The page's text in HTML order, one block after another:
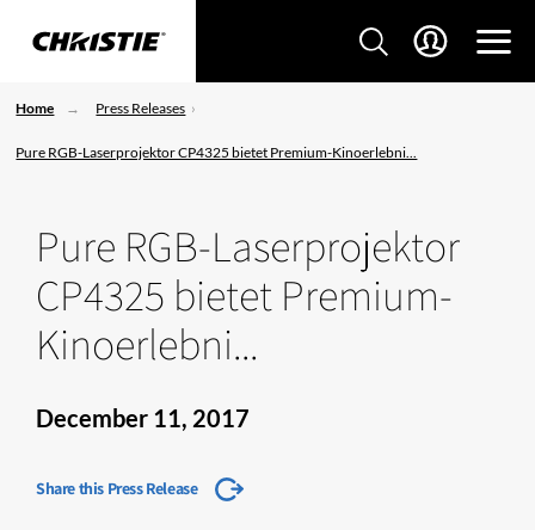
Home Press Releases
Pure RGB-Laserprojektor CP4325 bietet Premium-Kinoerlebni...
Pure RGB-Laserprojektor
CP4325 bietet Premium-
Kinoerlebni...
December 11, 2017
Share this Press Release